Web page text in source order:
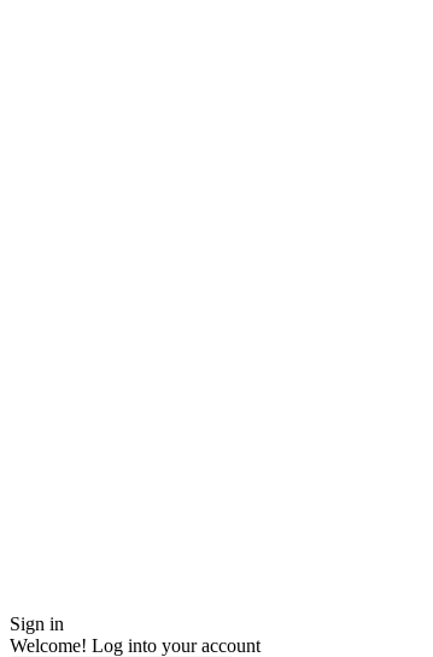
Sign in
Welcome! Log into your account